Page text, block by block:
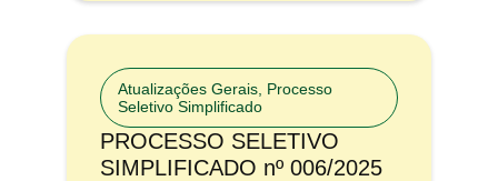
Atualizações Gerais Processo
Seletivo Simplificado
PROCESSO SELETIVO
SIMPLIFICADO nº 006/2025